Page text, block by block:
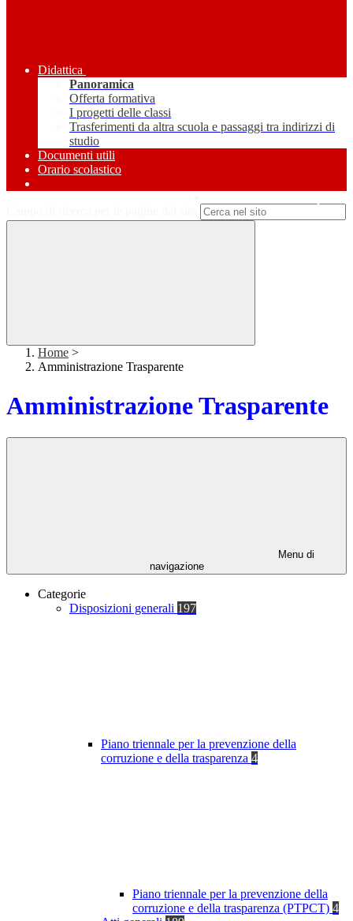
Didattica
Panoramica
Offerta formativa
I progetti delle classi
Trasferimenti da altra scuola e passaggi tra indirizzi di
studio
Documenti utili
Orario scolastico
Home >
Amministrazione Trasparente
Amministrazione Trasparente
Menu di
navigazione
Categorie
Disposizioni generali 197
Piano triennale per la prevenzione della
corruzione e della trasparenza 4
Piano triennale per la prevenzione della
corruzione e della trasparenza (PTPCT) 4